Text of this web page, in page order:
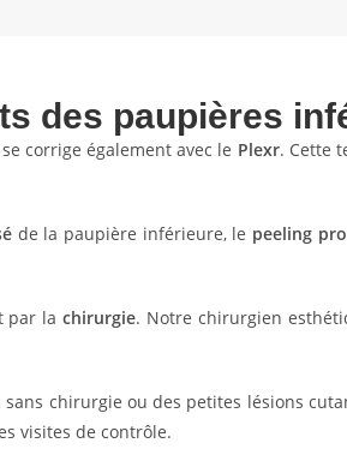
des paupières
corrige également avec le Plexr. Cette
de la paupière inférieure, le peeling
par lachirurgie. Notre chirurgien
chirurgie ou des petites lésions
visites de contrôle.